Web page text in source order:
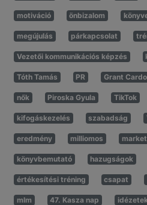
motiváció önbizalom
megújulás párkapcsolat
Vezetői kommunikációs képzés
Tóth Tamás PR Grant
nők Piroska Gyula TikTok
kifogáskezelés szabadság
eredmény milliomos
könyvbemutató hazugságok
értékesítési tréning csapat
mlm 47. Kasza nap idézetek